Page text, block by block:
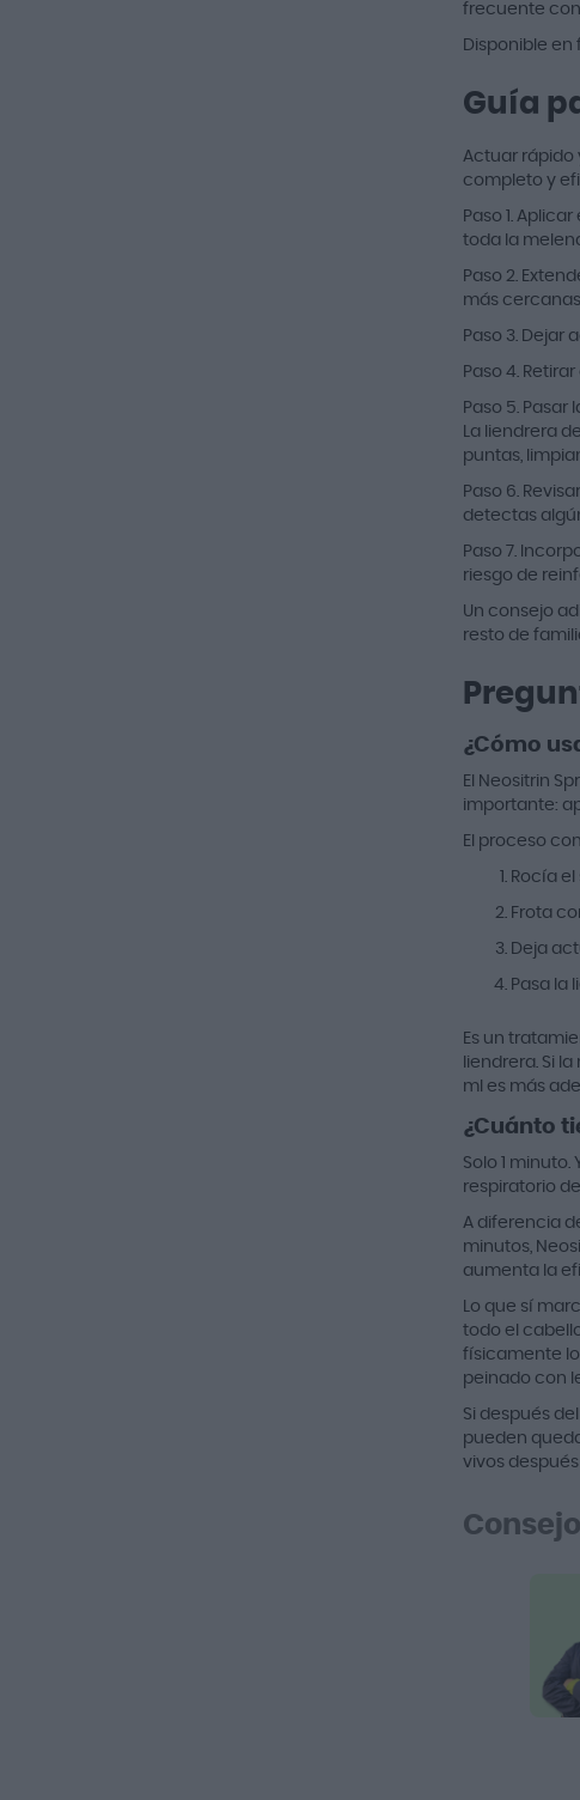
frecuente
Disponible en
Guía
Actuar rápido
completo y
Paso 1.
toda la
Paso 2.
más
Paso 3. Dejar
Paso 4.
Paso 5.
La liendrera
puntas,
Paso 6.
detectas
Paso 7.
riesgo de
Un consejo
resto de
¿Cómo
El Neositrin
importante:
El proceso
Rocía
Frota
Deja
Pasa la
Es un
liendrera. Si
ml es más
¿Cuánto
Solo 1
respiratorio
A diferencia
minutos,
aumenta la
Lo que sí
todo el
físicamente
peinado con
Si después
pueden
vivos